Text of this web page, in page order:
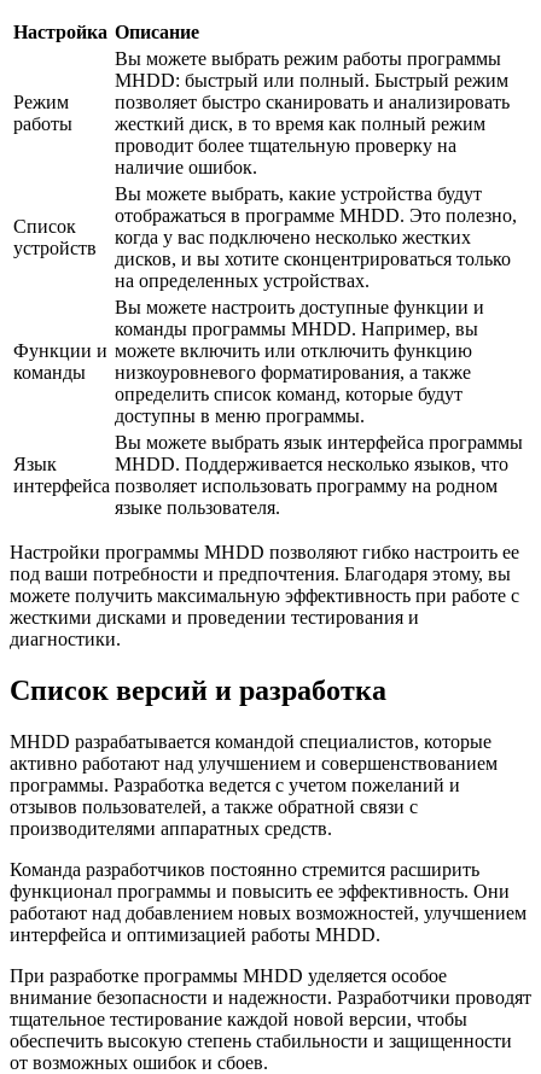
Настройка Описание
Режим
работы
Вы можете выбрать режим работы программы
MHDD: быстрый или полный. Быстрый режим
позволяет быстро сканировать и анализировать
жесткий диск, в то время как полный режим
проводит более тщательную проверку на
наличие ошибок.
Список
устройств
Вы можете выбрать, какие устройства будут
отображаться в программе MHDD. Это полезно,
когда у вас подключено несколько жестких
дисков, и вы хотите сконцентрироваться только
на определенных устройствах.
Функции и
команды
Вы можете настроить доступные функции и
команды программы MHDD. Например, вы
можете включить или отключить функцию
низкоуровневого форматирования, а также
определить список команд, которые будут
доступны в меню программы.
Язык
интерфейса
Вы можете выбрать язык интерфейса программы
MHDD. Поддерживается несколько языков, что
позволяет использовать программу на родном
языке пользователя.
Настройки программы MHDD позволяют гибко настроить ее
под ваши потребности и предпочтения. Благодаря этому, вы
можете получить максимальную эффективность при работе с
жесткими дисками и проведении тестирования и
диагностики.
Список версий и разработка
MHDD разрабатывается командой специалистов, которые
активно работают над улучшением и совершенствованием
программы. Разработка ведется с учетом пожеланий и
отзывов пользователей, а также обратной связи с
производителями аппаратных средств.
Команда разработчиков постоянно стремится расширить
функционал программы и повысить ее эффективность. Они
работают над добавлением новых возможностей, улучшением
интерфейса и оптимизацией работы MHDD.
При разработке программы MHDD уделяется особое
внимание безопасности и надежности. Разработчики проводят
тщательное тестирование каждой новой версии, чтобы
обеспечить высокую степень стабильности и защищенности
от возможных ошибок и сбоев.